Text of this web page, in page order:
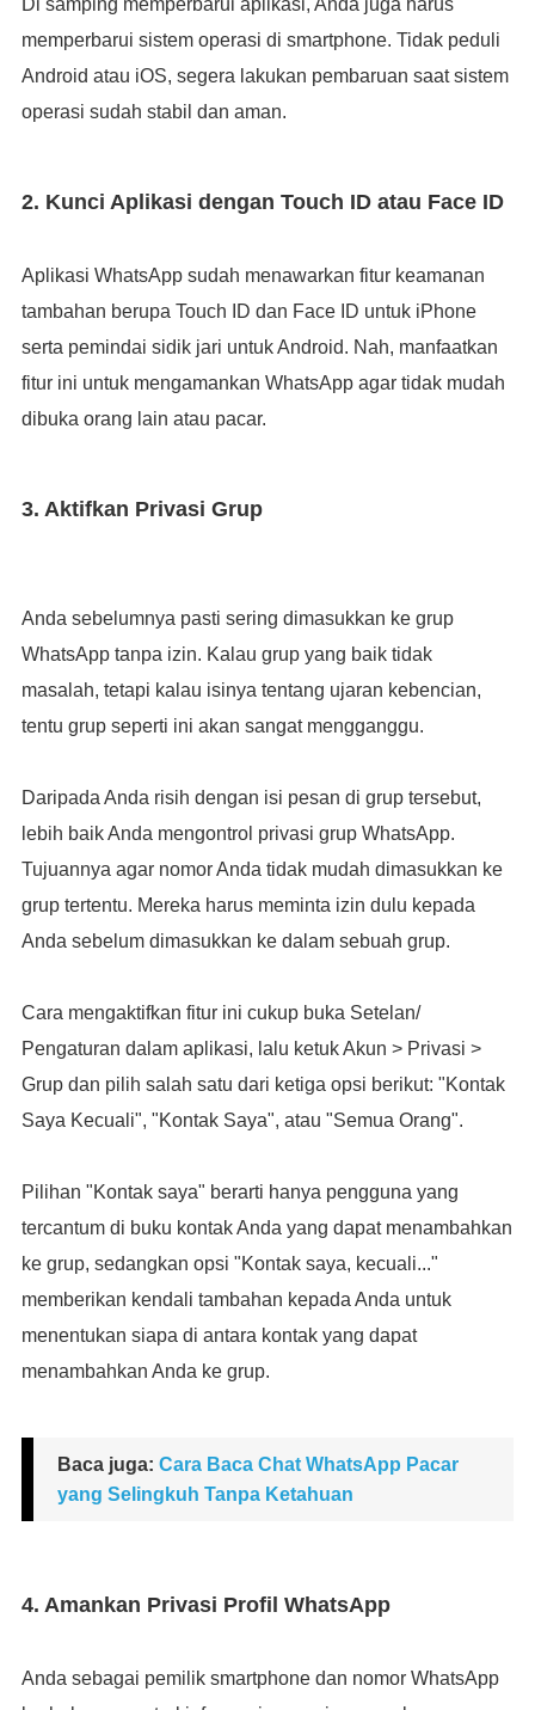
memperbarui sistem operasi di smartphone. Tidak peduli
Android atau iOS, segera lakukan pembaruan saat sistem
operasi sudah stabil dan aman.
2. Kunci Aplikasi dengan Touch ID atau Face ID
Aplikasi WhatsApp sudah menawarkan fitur keamanan
tambahan berupa Touch ID dan Face ID untuk iPhone
serta pemindai sidik jari untuk Android. Nah, manfaatkan
fitur ini untuk mengamankan WhatsApp agar tidak mudah
dibuka orang lain atau pacar.
3. Aktifkan Privasi Grup
Anda sebelumnya pasti sering dimasukkan ke grup
WhatsApp tanpa izin. Kalau grup yang baik tidak
masalah, tetapi kalau isinya tentang ujaran kebencian,
tentu grup seperti ini akan sangat mengganggu.
Daripada Anda risih dengan isi pesan di grup tersebut,
lebih baik Anda mengontrol privasi grup WhatsApp.
Tujuannya agar nomor Anda tidak mudah dimasukkan ke
grup tertentu. Mereka harus meminta izin dulu kepada
Anda sebelum dimasukkan ke dalam sebuah grup.
Cara mengaktifkan fitur ini cukup buka Setelan/
Pengaturan dalam aplikasi, lalu ketuk Akun > Privasi >
Grup dan pilih salah satu dari ketiga opsi berikut: "Kontak
Saya Kecuali", "Kontak Saya", atau "Semua Orang".
Pilihan "Kontak saya" berarti hanya pengguna yang
tercantum di buku kontak Anda yang dapat menambahkan
ke grup, sedangkan opsi "Kontak saya, kecuali..."
memberikan kendali tambahan kepada Anda untuk
menentukan siapa di antara kontak yang dapat
menambahkan Anda ke grup.
Baca juga: Cara Baca Chat WhatsApp Pacar
yang Selingkuh Tanpa Ketahuan
4. Amankan Privasi Profil WhatsApp
Anda sebagai pemilik smartphone dan nomor WhatsApp